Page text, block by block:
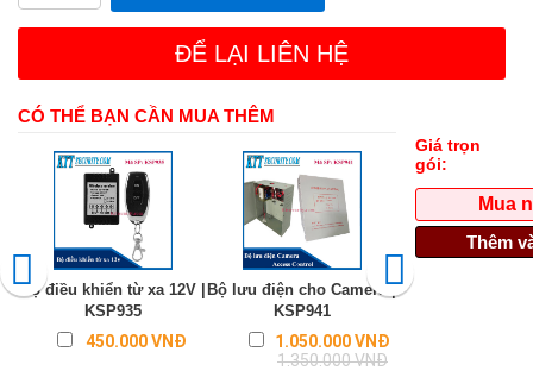
ĐỂ LẠI LIÊN HỆ
CÓ THỂ BẠN CẦN MUA THÊM
Bộ điều khiển từ xa 12V |
KSP935
450.000 VNĐ
Bộ lưu điện cho Camera |
KSP941
1.050.000 VNĐ
1.350.000 VNĐ
Cửa lùa tự động
Giá trọn
gói:
Mua
Thêm